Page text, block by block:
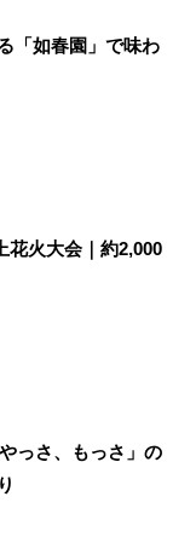
「如春園」で味わ
花火大会｜約2,000
っさ、もっさ」の